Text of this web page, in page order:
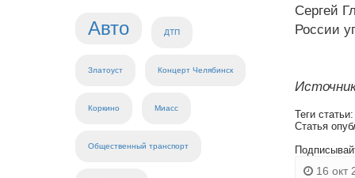
Авто ДТП
Златоуст Концерт Челябинск
Коркино Миасс
Общественный транспорт
Сергей
России
Теги статьи:
Статья
16 окт